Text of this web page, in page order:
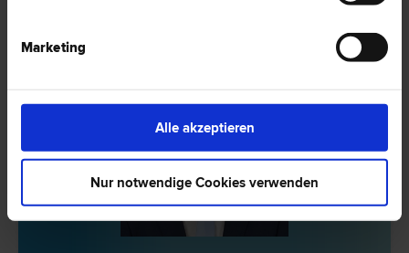
Marketing
Alle akzeptieren
Nur notwendige Cookies verwenden